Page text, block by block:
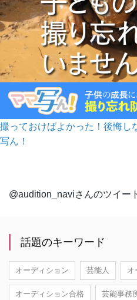
撮っておけばよかった！後悔し
写ん！
@audition_naviさんのツイー
話題のキーワード
オーディション 芸能人 オ
オーディション合格 芸能事務